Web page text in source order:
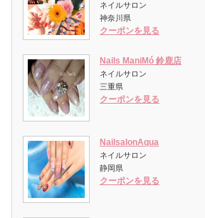
ネイルサロン
神奈川県
クーポンを見る
Nails ManiMó 鈴鹿店
ネイルサロン
三重県
クーポンを見る
NailsalonAqua
ネイルサロン
静岡県
クーポンを見る